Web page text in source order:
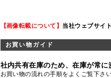
【画像転載について】 当社ウェブサイ
お買い物ガイド
社内共有在庫のため、在庫が常に
お買い物の流れの手順をよくご覧下さい